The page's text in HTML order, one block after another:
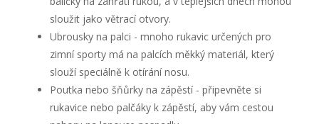
sloužit jako větrací otvory.
Ubrousky na palci - mnoho rukavic určených pro
zimní sporty má na palcích měkký materiál, který
slouží speciálně k otírání nosu.
Poutka nebo šňůrky na zápěstí - připevněte si
rukavice nebo palčáky k zápěstí, aby vám cestou